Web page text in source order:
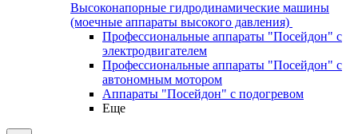
Высоконапорные гидродинамические машины
(моечные аппараты высокого давления)
Профессиональные аппараты "Посейдон" с
электродвигателем
Профессиональные аппараты "Посейдон" с
автономным мотором
Аппараты "Посейдон" с подогревом
Еще